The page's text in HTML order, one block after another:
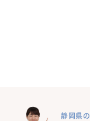
静岡県